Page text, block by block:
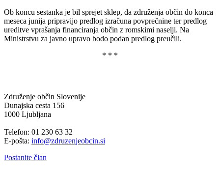
Ob koncu sestanka je bil sprejet sklep, da združenja občin do konca
meseca junija pripravijo predlog izračuna povprečnine ter predlog
ureditve vprašanja financiranja občin z romskimi naselji. Na
Ministrstvu za javno upravo bodo podan predlog preučili.
* * *
Združenje občin Slovenije
Dunajska cesta 156
1000 Ljubljana
Telefon: 01 230 63 32
E-pošta: info@zdruzenjeobcin.si
Postanite član